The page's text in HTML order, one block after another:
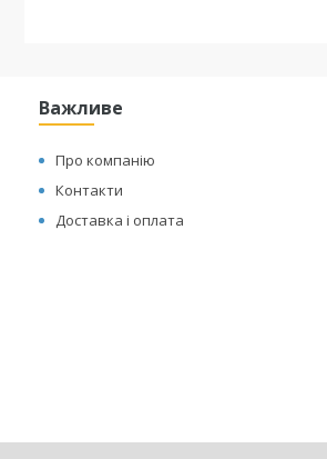
Важливе
Про компанію
Контакти
Доставка і оплата